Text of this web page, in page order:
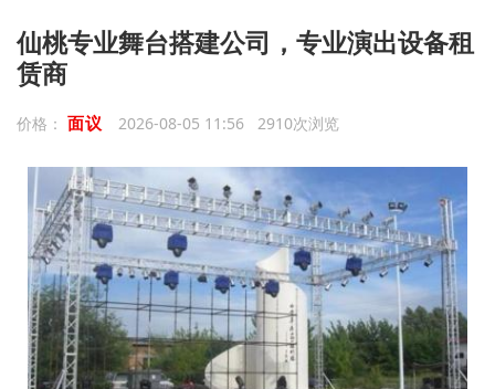
仙桃专业舞台搭建公司，专业演出设备租
赁商
价格： 面议 2026-08-05 11:56 2910次浏览